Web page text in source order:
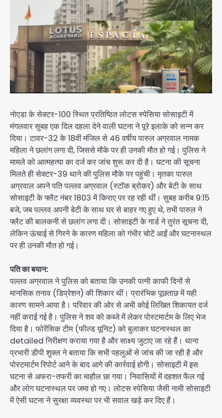
नोएडा के सेक्टर-100 स्थित प्रतिष्ठित लोटस स्पेसिया सोसाइटी में
मंगलवार सुबह एक दिल दहला देने वाली घटना ने पूरे इलाके को सन्न कर
दिया। टावर-32 के 18वीं मंजिल से 46 वर्षीय पारुल अग्रवाल नामक
महिला ने छलांग लगा दी, जिससे मौके पर ही उनकी मौत हो गई। पुलिस ने
मामले को आत्महत्या का दर्ज कर जांच शुरू कर दी है। घटना की सूचना
मिलते ही सेक्टर-39 थाने की पुलिस मौके पर पहुंची। मृतका पारुल
अग्रवाल अपने पति पल्लव अग्रवाल (स्टॉक ब्रोकर) और बेटी के साथ
सोसाइटी के फ्लैट नंबर 1803 में किराए पर रह रही थीं। सुबह करीब 9:15
बजे, जब पल्लव अपनी बेटी के साथ घर से बाहर गए हुए थे, तभी पारुल ने
फ्लैट की बालकनी से छलांग लगा दी। सोसाइटी के गार्ड ने तुरंत सूचना दी,
लेकिन ऊंचाई से गिरने के कारण महिला को गंभीर चोटें आईं और घटनास्थल
पर ही उनकी मौत हो गई।
पति का बयान:
पल्लव अग्रवाल ने पुलिस को बताया कि उनकी पत्नी काफी दिनों से
मानसिक तनाव (डिप्रेशन) की शिकार थीं। प्रारंभिक पूछताछ में यही
कारण सामने आया है। परिवार की ओर से अभी कोई लिखित शिकायत दर्ज
नहीं कराई गई है। पुलिस ने शव को कब्जे में लेकर पोस्टमार्टम के लिए भेज
दिया है। फोरेंसिक टीम (फील्ड यूनिट) को बुलाकर घटनास्थल का
detailed निरीक्षण कराया गया है और साक्ष्य जुटाए जा रहे हैं। थाना
प्रभारी डीपी शुक्ल ने बताया कि सभी पहलुओं से जांच की जा रही है और
पोस्टमार्टम रिपोर्ट आने के बाद आगे की कार्रवाई होगी। सोसाइटी में इस
घटना से अफरा-तफरी का माहौल छा गया। निवासियों में दहशत फैल गई
और लोग घटनास्थल पर जमा हो गए। लोटस स्पेसिया जैसी नामी सोसाइटी
में ऐसी घटना ने सुरक्षा व्यवस्था पर भी सवाल खड़े कर दिए हैं।